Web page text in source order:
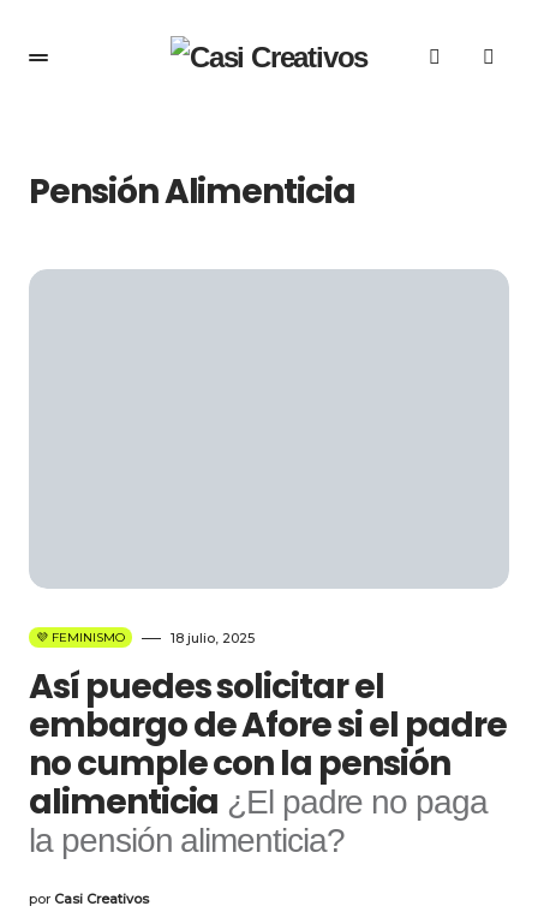
Pensión Alimenticia
💜 FEMINISMO 18 julio, 2025
Así puedes solicitar el
embargo de Afore si el padre
no cumple con la pensión
alimenticia ¿El padre no paga
la pensión alimenticia?
por Casi Creativos